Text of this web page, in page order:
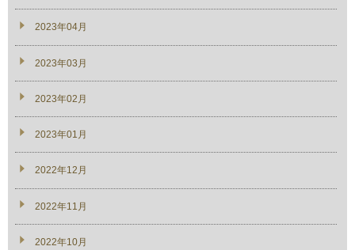
2023年04月
2023年03月
2023年02月
2023年01月
2022年12月
2022年11月
2022年10月